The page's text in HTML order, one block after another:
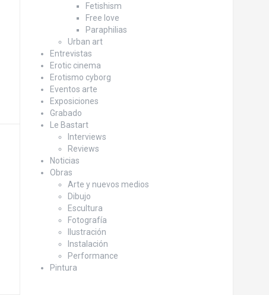
Fetishism
Free love
Paraphilias
Urban art
Entrevistas
Erotic cinema
Erotismo cyborg
Eventos arte
Exposiciones
Grabado
Le Bastart
Interviews
Reviews
Noticias
Obras
Arte y nuevos medios
Dibujo
Escultura
Fotografía
Ilustración
Instalación
Performance
Pintura